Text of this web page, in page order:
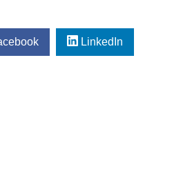
LinkedIn